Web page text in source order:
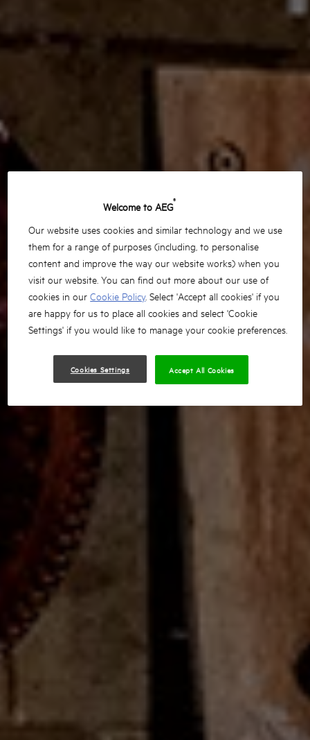
Welcome to AEG®
Our website uses cookies and similar technology and we use
them for a range of purposes (including, to personalise
content and improve the way our website works) when you
visit our website. You can find out more about our use of
cookies in ourCookie Policy. Select 'Accept all cookies' if you
are happy for us to place all cookies and select 'Cookie
Settings' if you would like to manage your cookie preferences.
Cookies Settings Accept All Cookies